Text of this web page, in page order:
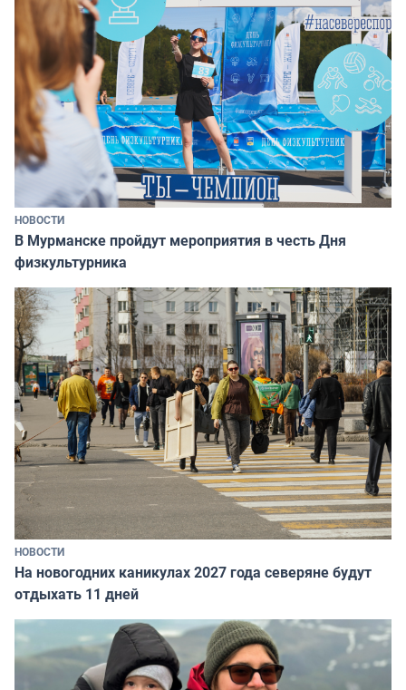
НОВОСТИ
В Мурманске пройдут мероприятия в честь Дня
физкультурника
НОВОСТИ
На новогодних каникулах 2027 года северяне будут
отдыхать 11 дней